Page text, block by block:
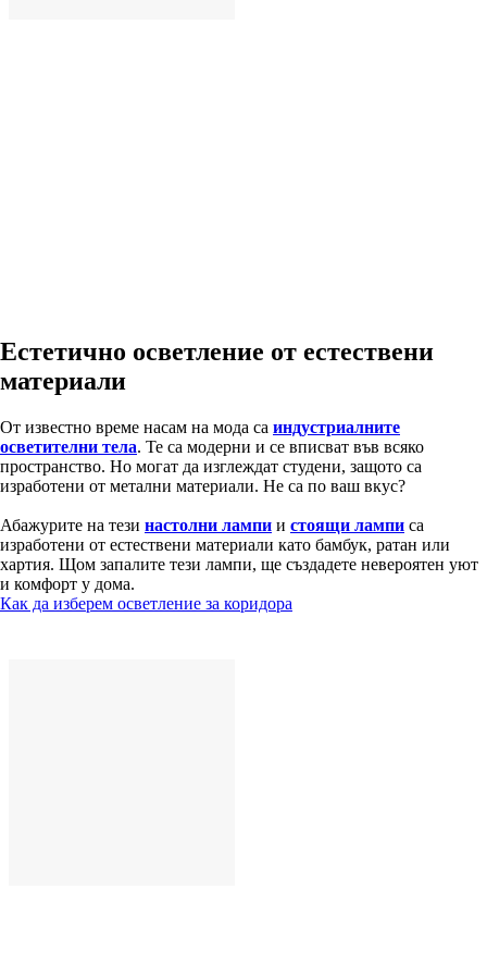
Естетично осветление от естествени
материали
От известно време насам на мода са индустриалните
осветителни тела. Те са модерни и се вписват във всяко
пространство. Но могат да изглеждат студени, защото са
изработени от метални материали. Не са по ваш вкус?
Абажурите на тези настолни лампи и стоящи лампи са
изработени от естествени материали като бамбук, ратан или
хартия. Щом запалите тези лампи, ще създадете невероятен уют
и комфорт у дома.
Как да изберем осветление за коридора